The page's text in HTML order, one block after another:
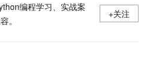
编程学习、实战案
。
+关注